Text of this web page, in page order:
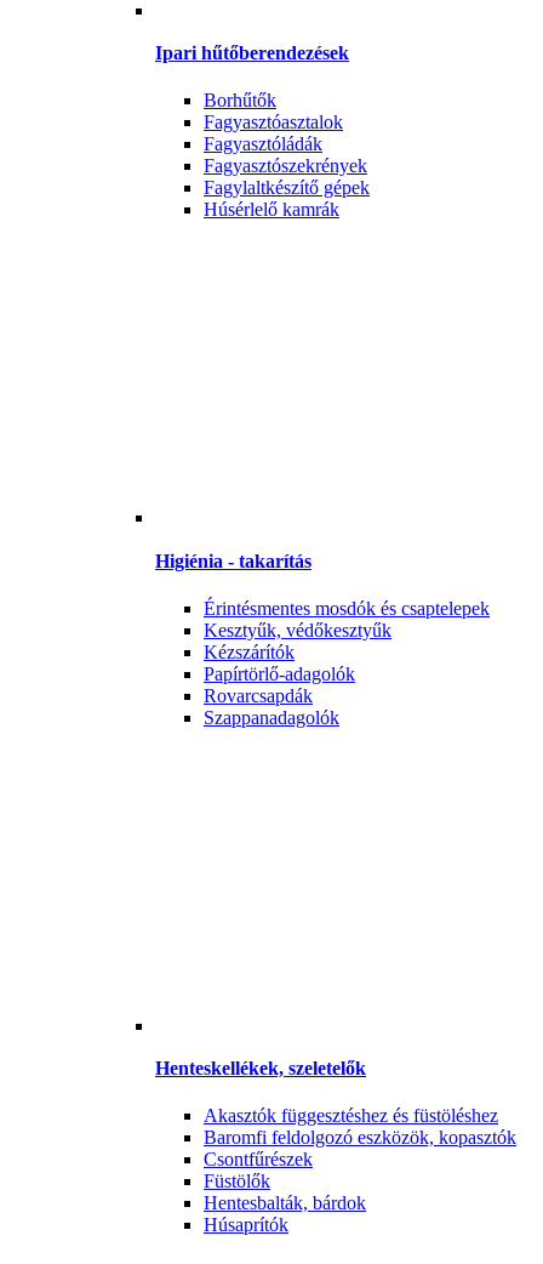
Ipari hűtőberendezések
Borhűtők
Fagyasztóasztalok
Fagyasztóládák
Fagyasztószekrények
Fagylaltkészítő gépek
Húsérlelő kamrák
Higiénia - takarítás
Érintésmentes mosdók és csaptelepek
Kesztyűk, védőkesztyűk
Kézszárítók
Papírtörlő-adagolók
Rovarcsapdák
Szappanadagolók
Henteskellékek, szeletelők
Akasztók függesztéshez és füstöléshez
Baromfi feldolgozó eszközök, kopasztók
Csontfűrészek
Füstölők
Hentesbalták, bárdok
Húsaprítók